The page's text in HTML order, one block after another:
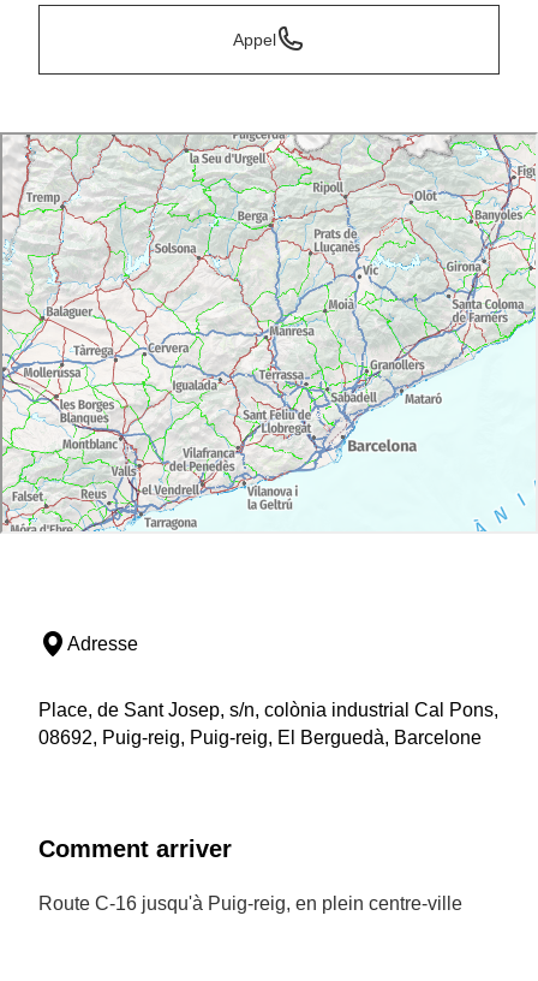
Appel
Adresse
Place, de Sant Josep, s/n, colònia industrial Cal Pons,
08692, Puig-reig, Puig-reig, El Berguedà, Barcelone
Comment arriver
Route C-16 jusqu'à Puig-reig, en plein centre-ville